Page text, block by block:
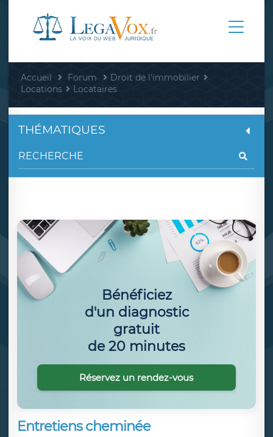
Accueil Forum
Droit de l'immobilier
Locations
Locataires
Entretiens cheminée
THÉMATIQUES
Bénéficiez
d'un diagnostic
gratuit
de 20 minutes
Réservez un rendez-vous